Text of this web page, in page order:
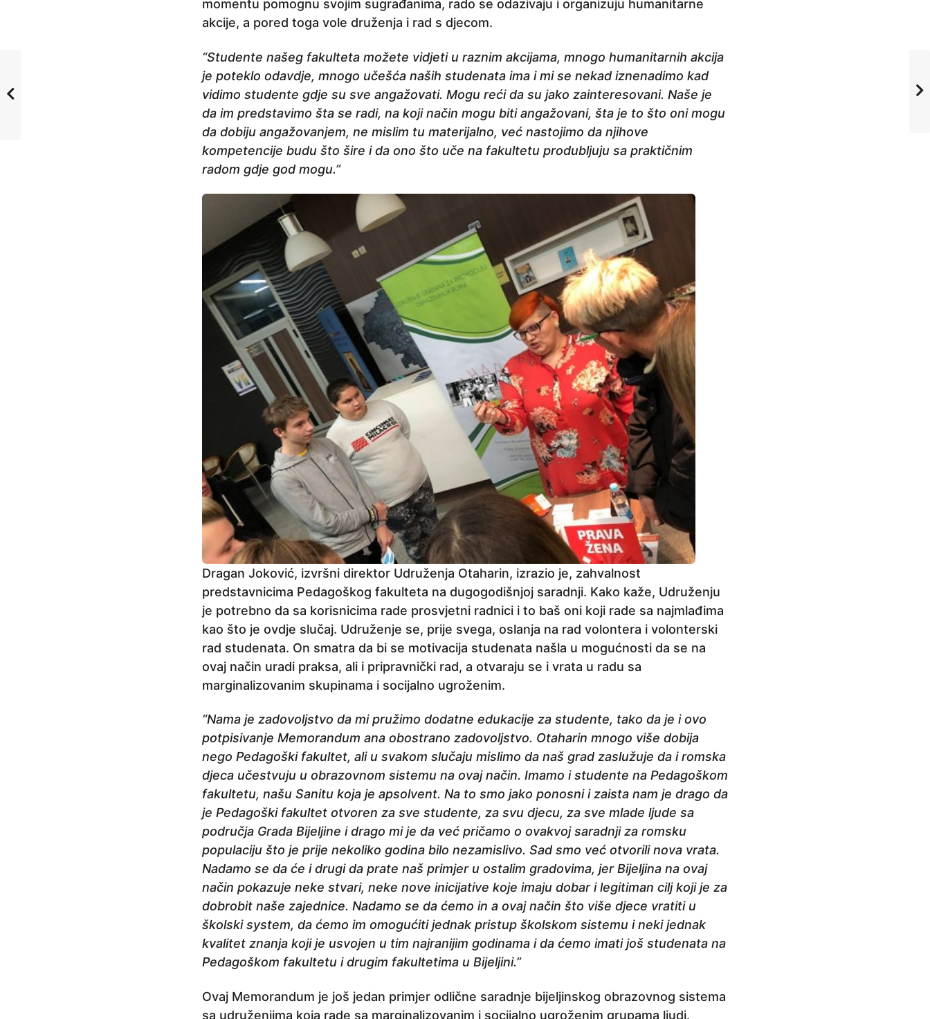
momentu pomognu svojim sugrađanima, rado se odazivaju i organizuju humanitarne
akcije, a pored toga vole druženja i rad s djecom.
“Studente našeg fakulteta možete vidjeti u raznim akcijama, mnogo humanitarnih akcija
je poteklo odavdje, mnogo učešća naših studenata ima i mi se nekad iznenadimo kad
vidimo studente gdje su sve angažovati. Mogu reći da su jako zainteresovani. Naše je
da im predstavimo šta se radi, na koji način mogu biti angažovani, šta je to što oni mogu
da dobiju angažovanjem, ne mislim tu materijalno, već nastojimo da njihove
kompetencije budu što šire i da ono što uče na fakultetu produbljuju sa praktičnim
radom gdje god mogu.”
Dragan Joković, izvršni direktor Udruženja Otaharin, izrazio je, zahvalnost
predstavnicima Pedagoškog fakulteta na dugogodišnjoj saradnji. Kako kaže, Udruženju
je potrebno da sa korisnicima rade prosvjetni radnici i to baš oni koji rade sa najmlađima
kao što je ovdje slučaj. Udruženje se, prije svega, oslanja na rad volontera i volonterski
rad studenata. On smatra da bi se motivacija studenata našla u mogućnosti da se na
ovaj način uradi praksa, ali i pripravnički rad, a otvaraju se i vrata u radu sa
marginalizovanim skupinama i socijalno ugroženim.
“Nama je zadovoljstvo da mi pružimo dodatne edukacije za studente, tako da je i ovo
potpisivanje Memorandum ana obostrano zadovoljstvo. Otaharin mnogo više dobija
nego Pedagoški fakultet, ali u svakom slučaju mislimo da naš grad zaslužuje da i romska
djeca učestvuju u obrazovnom sistemu na ovaj način. Imamo i studente na Pedagoškom
fakultetu, našu Sanitu koja je apsolvent. Na to smo jako ponosni i zaista nam je drago da
je Pedagoški fakultet otvoren za sve studente, za svu djecu, za sve mlade ljude sa
područja Grada Bijeljine i drago mi je da već pričamo o ovakvoj saradnji za romsku
populaciju što je prije nekoliko godina bilo nezamislivo. Sad smo već otvorili nova vrata.
Nadamo se da će i drugi da prate naš primjer u ostalim gradovima, jer Bijeljina na ovaj
način pokazuje neke stvari, neke nove inicijative koje imaju dobar i legitiman cilj koji je za
dobrobit naše zajednice. Nadamo se da ćemo in a ovaj način što više djece vratiti u
školski system, da ćemo im omogućiti jednak pristup školskom sistemu i neki jednak
kvalitet znanja koji je usvojen u tim najranijim godinama i da ćemo imati još studenata na
Pedagoškom fakultetu i drugim fakultetima u Bijeljini.”
Ovaj Memorandum je još jedan primjer odlične saradnje bijeljinskog obrazovnog sistema
sa udruženjima koja rade sa marginalizovanim i socijalno ugroženim grupama ljudi.